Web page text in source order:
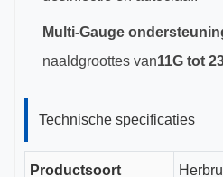
Multi-Gauge
naaldgroottes van11G tot
Technische specificaties
Productsoort